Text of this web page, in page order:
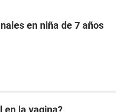
en niña de 7 años
en la vagina?